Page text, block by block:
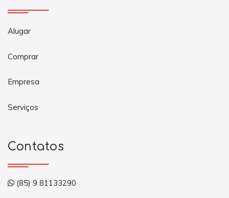
Alugar
Comprar
Empresa
Serviços
Contatos
(85) 9 81133290